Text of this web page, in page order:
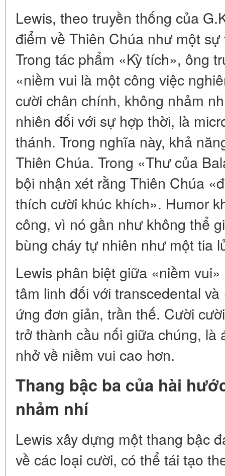
Lewis, theo truyền thống của
điểm về Thiên Chúa như một
Trong tác phẩm «Kỳ tích», ông
«niềm vui là một công việc
cười chân chính, không nhảm
nhiên đối với sự hợp thời, là
thánh. Trong nghĩa này, khả
Thiên Chúa. Trong «Thư của
bội nhận xét rằng Thiên Chúa
thích cười khúc khích». Humor
công, vì nó gần như không thể
bùng cháy tự nhiên như một tia
Lewis phân biệt giữa «niềm
tâm linh đối với transcedental
ứng đơn giản, trần thế. Cười
trở thành cầu nối giữa chúng, là
nhở về niềm vui cao hơn.
Thang bậc ba của hài
nhảm nhí
Lewis xây dựng một thang bậc
về các loại cười, có thể tái tạo